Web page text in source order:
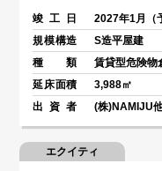
竣 工 日
2027年1月（
規模構造
S造平屋建
種類
賃貸型危険物
延床面積
3,988㎡
出資者
(株)NAMIJU
エクイティ